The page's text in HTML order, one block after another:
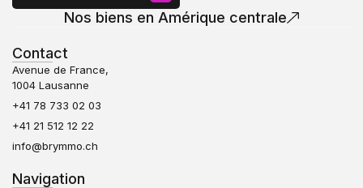
Nos biens en Amérique centrale
Contact
Avenue de France,
1004 Lausanne
+41 78 733 02 03
+41 21 512 12 22
info@brymmo.ch
Navigation